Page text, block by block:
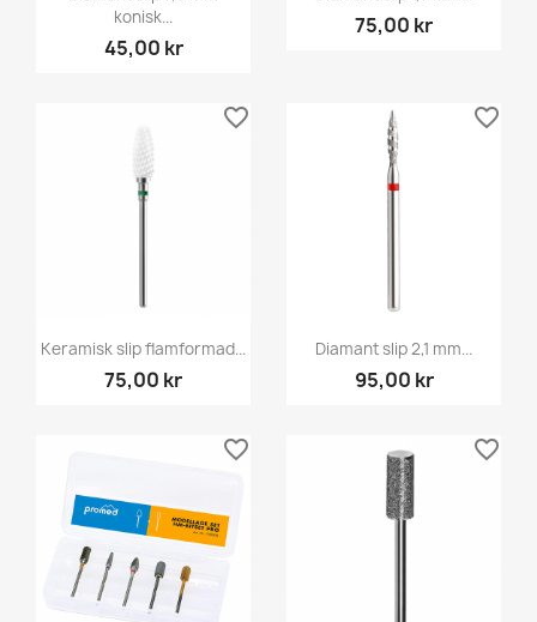
konisk...
45,00 kr
75,00 kr
Keramisk slip flamformad...
75,00 kr
favorite_border
Diamant slip 2,1 mm...
95,00 kr
favorite_border
favorite_border favorite_border